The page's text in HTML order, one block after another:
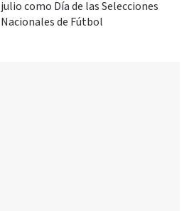
julio como Día de las Selecciones
Nacionales de Fútbol